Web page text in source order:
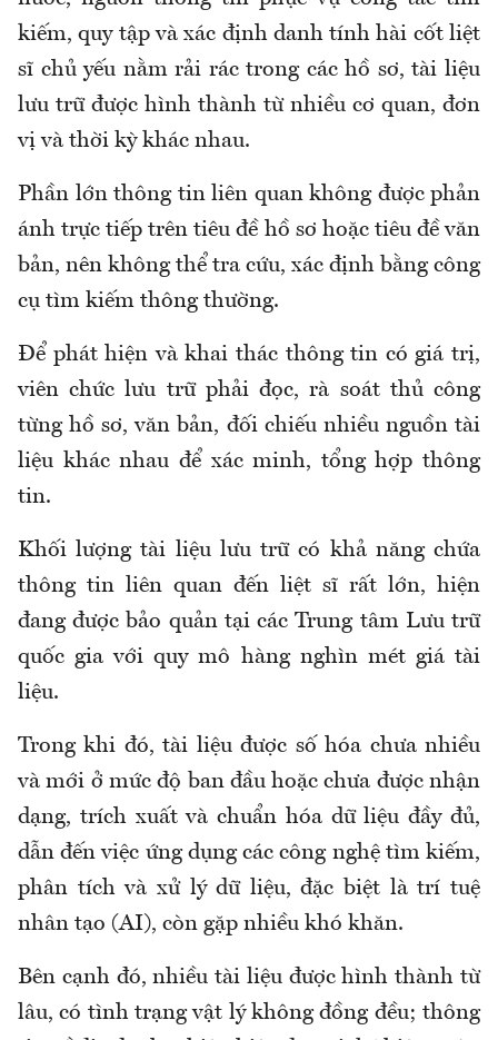
kiếm, quy tập và xác định danh tính hài cốt liệt
sĩ chủ yếu nằm rải rác trong các hồ sơ, tài liệu
lưu trữ được hình thành từ nhiều cơ quan, đơn
vị và thời kỳ khác nhau.
Phần lớn thông tin liên quan không được phản
ánh trực tiếp trên tiêu đề hồ sơ hoặc tiêu đề văn
bản, nên không thể tra cứu, xác định bằng công
cụ tìm kiếm thông thường.
Để phát hiện và khai thác thông tin có giá trị,
viên chức lưu trữ phải đọc, rà soát thủ công
từng hồ sơ, văn bản, đối chiếu nhiều nguồn tài
liệu khác nhau để xác minh, tổng hợp thông
tin.
Khối lượng tài liệu lưu trữ có khả năng chứa
thông tin liên quan đến liệt sĩ rất lớn, hiện
đang được bảo quản tại các Trung tâm Lưu trữ
quốc gia với quy mô hàng nghìn mét giá tài
liệu.
Trong khi đó, tài liệu được số hóa chưa nhiều
và mới ở mức độ ban đầu hoặc chưa được nhận
dạng, trích xuất và chuẩn hóa dữ liệu đầy đủ,
dẫn đến việc ứng dụng các công nghệ tìm kiếm,
phân tích và xử lý dữ liệu, đặc biệt là trí tuệ
nhân tạo (AI), còn gặp nhiều khó khăn.
Bên cạnh đó, nhiều tài liệu được hình thành từ
lâu, có tình trạng vật lý không đồng đều; thông